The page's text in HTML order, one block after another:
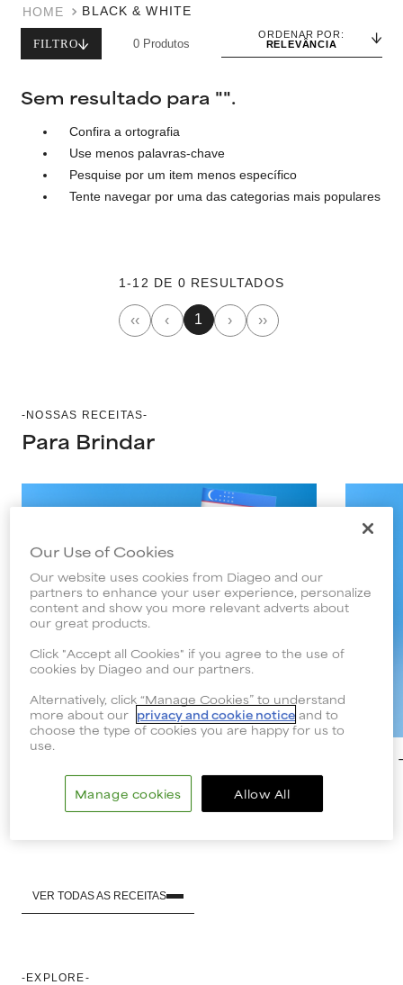
BLACK & WHITE
FILTRO 0 Produtos
ORDENAR POR:
RELEVÂNCIA
Sem resultado para "".
Confira a ortografia
Use menos palavras-chave
Pesquise por um item menos específico
Tente navegar por uma das categorias mais populares
1-12 DE 0 RESULTADOS
‹‹ ‹ 1 › ››
-NOSSAS RECEITAS-
Para Brindar
(mocktail)
VER TODAS AS RECEITAS
-EXPLORE-
Our Use of Cookies
Our website uses cookies from Diageo and our
partners to enhance your user experience, personalize
content and show you more relevant adverts about
our great products.
Click "Accept all Cookies" if you agree to the use of
cookies by Diageo and our partners.
Alternatively, click “Manage Cookies” to understand
more about our privacy and cookie notice and to
choose the type of cookies you are happy for us to
use.
Allow All
Manage cookies